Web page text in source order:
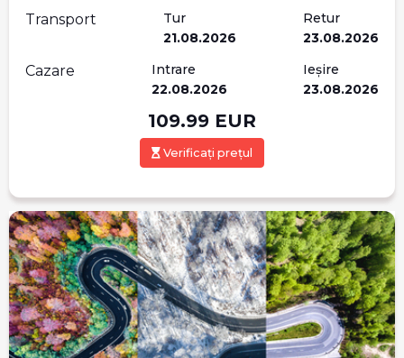
Transport
Tur
21.08.2026
Retur
23.08.2026
Cazare
Intrare
22.08.2026
Ieșire
23.08.2026
109.99 EUR
Verificați prețul